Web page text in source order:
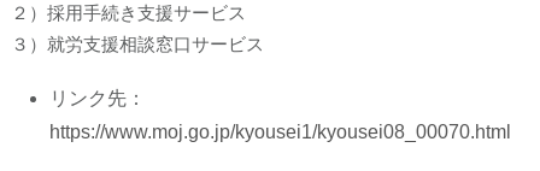
２）採用手続き支援サービス
３）就労支援相談窓口サービス
リンク先：
https://www.moj.go.jp/kyousei1/kyousei08_00070.html